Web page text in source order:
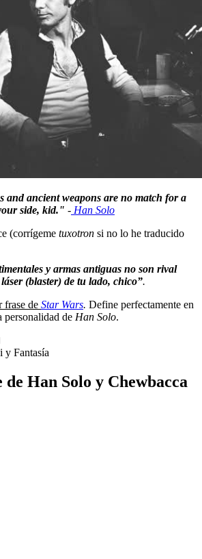
and ancient weapons are no match for a
side, kid." - Han Solo
(corrígeme tuxotron si no lo he traducido
y armas antiguas no son rival
(blaster) de tu lado, chico”.
frase de Star Wars. Define perfectamente en
personalidad de Han Solo.
y Fantasía
Han Solo y Chewbacca